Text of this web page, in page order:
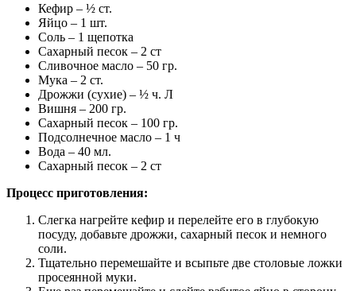
Кефир – ½ ст.
Яйцо – 1 шт.
Соль – 1 щепотка
Сахарный песок – 2 ст
Сливочное масло – 50 гр.
Мука – 2 ст.
Дрожжи (сухие) – ½ ч. Л
Вишня – 200 гр.
Сахарный песок – 100 гр.
Подсолнечное масло – 1 ч
Вода – 40 мл.
Сахарный песок – 2 ст
Процесс приготовления:
Слегка нагрейте кефир и перелейте его в глубокую
посуду, добавьте дрожжи, сахарный песок и немного
соли.
Тщательно перемешайте и всыпьте две столовые ложки
просеянной муки.